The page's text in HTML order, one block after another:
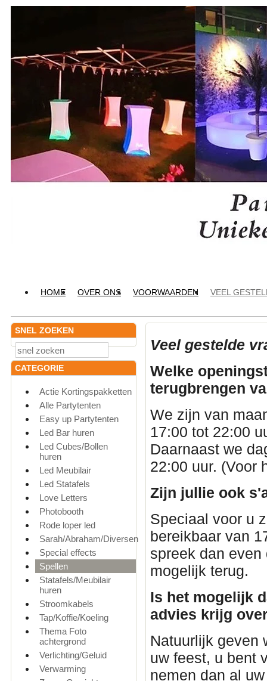
HOME OVER ONS VOORWAARDEN VEEL
SNEL ZOEKEN
CATEGORIE
Actie Kortingspakketten
Alle Partytenten
Easy up Partytenten
Led Bar huren
Led Cubes/Bollen
huren
Led Meubilair
Led Statafels
Love Letters
Photobooth
Rode loper led
Sarah/Abraham/Diversen
Special effects
Spellen
Statafels/Meubilair
huren
Stroomkabels
Tap/Koffie/Koeling
Thema Foto
achtergrond
Verlichting/Geluid
Verwarming
Veel gestelde
Welke
terugbrengen
We zijn van
17:00 tot 22:00
Daarnaast we
22:00 uur. (Voor
Zijn jullie ook
Speciaal voor u
bereikbaar van
spreek dan
mogelijk terug.
Is het mogelijk
advies krijg
Natuurlijk geven
uw feest, u bent
nemen dan al